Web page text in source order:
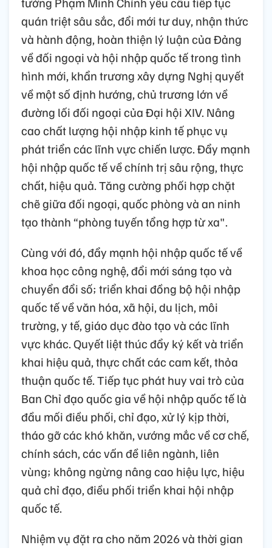
quán triệt sâu sắc, đổi mới tư duy, nhận thức
và hành động, hoàn thiện lý luận của Đảng
về đối ngoại và hội nhập quốc tế trong tình
hình mới, khẩn trương xây dựng Nghị quyết
về một số định hướng, chủ trương lớn về
đường lối đối ngoại của Đại hội XIV. Nâng
cao chất lượng hội nhập kinh tế phục vụ
phát triển các lĩnh vực chiến lược. Đẩy mạnh
hội nhập quốc tế về chính trị sâu rộng, thực
chất, hiệu quả. Tăng cường phối hợp chặt
chẽ giữa đối ngoại, quốc phòng và an ninh
tạo thành “phòng tuyến tổng hợp từ xa".
Cùng với đó, đẩy mạnh hội nhập quốc tế về
khoa học công nghệ, đổi mới sáng tạo và
chuyển đổi số; triển khai đồng bộ hội nhập
quốc tế về văn hóa, xã hội, du lịch, môi
trường, y tế, giáo dục đào tạo và các lĩnh
vực khác. Quyết liệt thúc đẩy ký kết và triển
khai hiệu quả, thực chất các cam kết, thỏa
thuận quốc tế. Tiếp tục phát huy vai trò của
Ban Chỉ đạo quốc gia về hội nhập quốc tế là
đầu mối điều phối, chỉ đạo, xử lý kịp thời,
tháo gỡ các khó khăn, vướng mắc về cơ chế,
chính sách, các vấn đề liên ngành, liên
vùng; không ngừng nâng cao hiệu lực, hiệu
quả chỉ đạo, điều phối triển khai hội nhập
quốc tế.
Nhiệm vụ đặt ra cho năm 2026 và thời gian